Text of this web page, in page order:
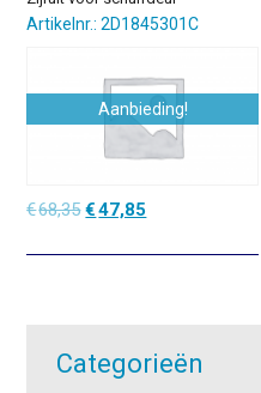
Artikelnr.: 2D1845301C
Aanbieding!
€68,35Oorspronkelijke
was:
€47,85
is:
Categorieën